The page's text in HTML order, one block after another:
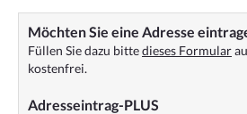
Möchten Sie eine Adresse
Füllen Sie dazu bittedieses Formular
kostenfrei.
Adresseintrag-PLUS